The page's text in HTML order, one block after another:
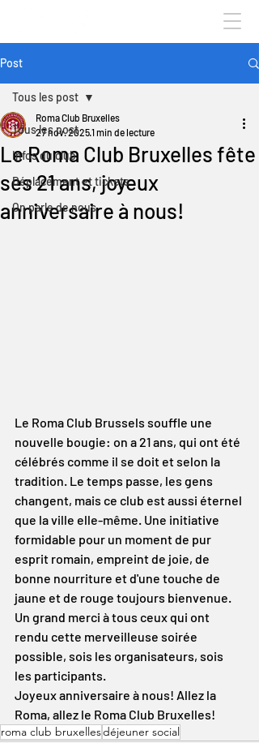
Post
Tous les post
Infos du club
Déplacement et tickets
On parle de nous
Tous les post
Le Roma Club Bruxelles fête
ses 21 ans, joyeux
anniversaire à nous!
Roma Club Bruxelles
27 nov. 20251 min de lecture
Le Roma Club Brussels souffle une
nouvelle bougie: on a 21 ans, qui ont été
célébrés comme il se doit et selon la
tradition. Le temps passe, les gens
changent, mais ce club est aussi éternel
que la ville elle-même. Une initiative
formidable pour un moment de pur
esprit romain, empreint de joie, de
bonne nourriture et d'une touche de
jaune et de rouge toujours bienvenue.
Un grand merci à tous ceux qui ont
rendu cette merveilleuse soirée
possible, sois les organisateurs, sois
les participants.
Joyeux anniversaire à nous! Allez la
Roma, allez le Roma Club Bruxelles!
roma club bruxellesdéjeuner social